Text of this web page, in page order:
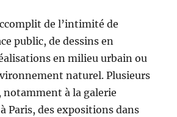
de l’intimité de
public, de dessins en
en milieu urbain ou
naturel. Plusieurs
à la galerie
Paris, des expositions dans